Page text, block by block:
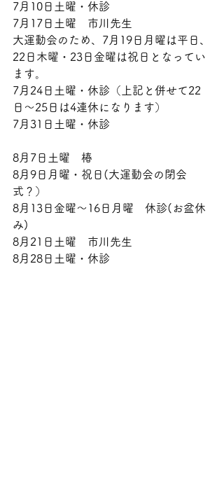
7月10日土曜・休診
7月17日土曜　市川先生
大運動会のため、7月19日月曜は平日、
22日木曜・23日金曜は祝日となってい
ます。
7月24日土曜・休診（上記と併せて22
日～25日は4連休になります）
7月31日土曜・休診
8月7日土曜　椿
8月9日月曜・祝日(大運動会の閉会
式？）
8月13日金曜～16日月曜　休診(お盆休
み)
8月21日土曜　市川先生
8月28日土曜・休診